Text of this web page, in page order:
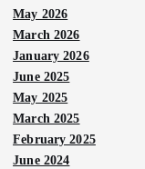
May 2026
March 2026
January 2026
June 2025
May 2025
March 2025
February 2025
June 2024